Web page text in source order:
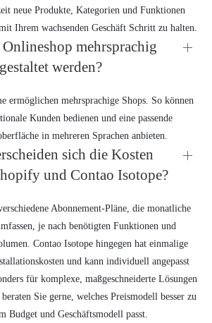
neue Produkte, Kategorien und Funktionen
Ihrem wachsenden Geschäft Schritt zu halten.
mehrsprachig
gestaltet werden?
ermöglichen mehrsprachige Shops. So können
Kunden bedienen und eine passende
in mehreren Sprachen anbieten.
sich die Kosten
und Contao Isotope?
Abonnement-Pläne, die monatliche
je nach benötigten Funktionen und
Contao Isotope hingegen hat einmalige
und kann individuell angepasst
für komplexe, maßgeschneiderte Lösungen
Sie gerne, welches Preismodell besser zu
Budget und Geschäftsmodell passt.